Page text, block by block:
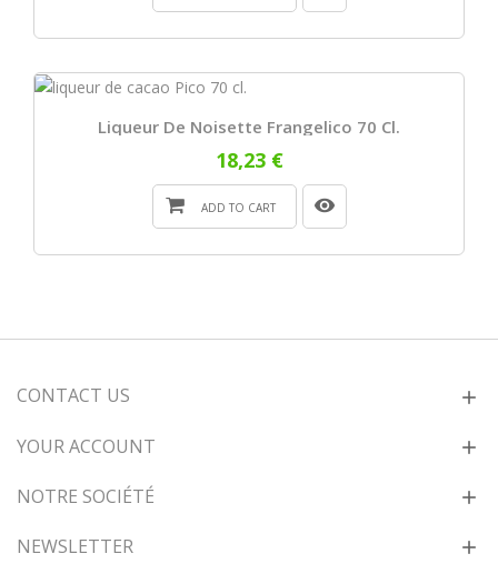
Liqueur De Noisette Frangelico 70 Cl.
18,23 €
ADD TO CART
CONTACT US
YOUR ACCOUNT
NOTRE SOCIÉTÉ
NEWSLETTER